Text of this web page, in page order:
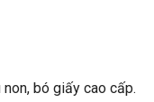
bó giấy cao cấp.